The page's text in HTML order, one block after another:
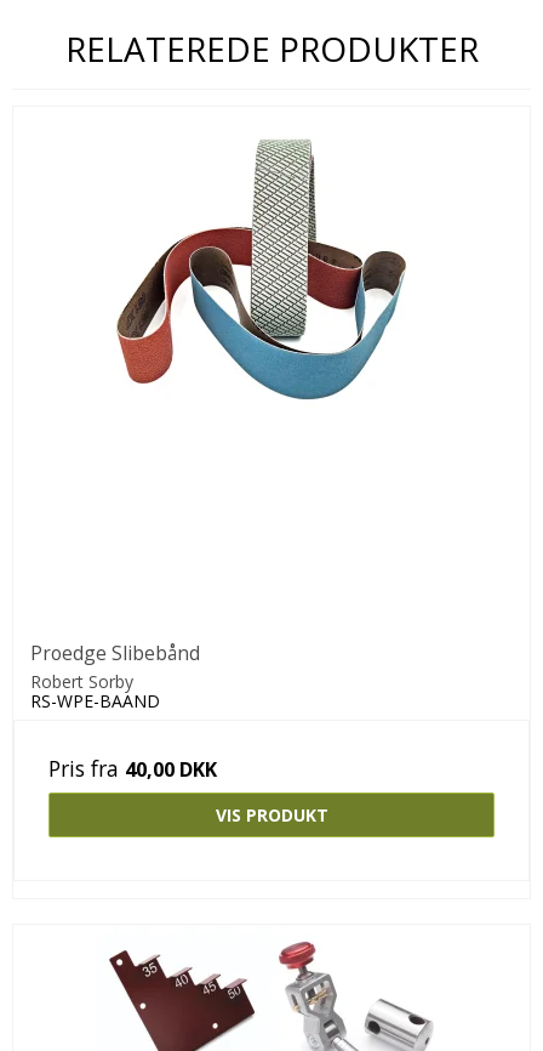
RELATEREDE PRODUKTER
Proedge Slibebånd
Robert Sorby
RS-WPE-BAAND
Pris fra 40,00 DKK
VIS PRODUKT